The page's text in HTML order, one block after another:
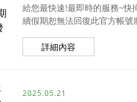
給您最快速!最即時的服務~
續假期恕無法回復此官方帳
詳細內容
2025.05.21